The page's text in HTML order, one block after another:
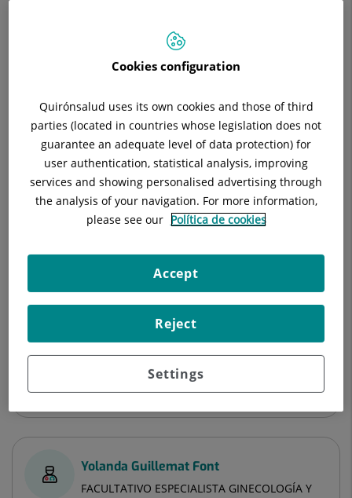
Helena Bagan Robledo
OBSTETRICÍA
Ginecología y Obstetricia
Ver ficha
FACULTATIVO ESPECIALISTA GINECOLOGÍA Y
Ginecología y Obstetricia
Ver ficha
Yolanda Guillemat Font
FACULTATIVO ESPECIALISTA GINECOLOGÍA Y
Cookies configuration
Quirónsalud uses its own cookies and those of third
parties (located in countries whose legislation does not
guarantee an adequate level of data protection) for
user authentication, statistical analysis, improving
services and showing personalised advertising through
the analysis of your navigation. For more information,
please see our Política de cookies
Settings
Reject
Accept